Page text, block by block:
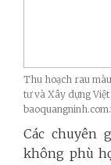
Thu hoạch rau
tư và Xây dựng
Các chuyên
không phù